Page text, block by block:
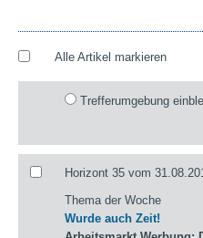
Alle Artikel markieren
Trefferumgebung
Horizont 35 vom
Thema der Woche
Wurde auch Zeit!